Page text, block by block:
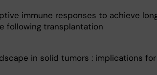
immune responses to achieve
following transplantation
in solid tumors : implications for